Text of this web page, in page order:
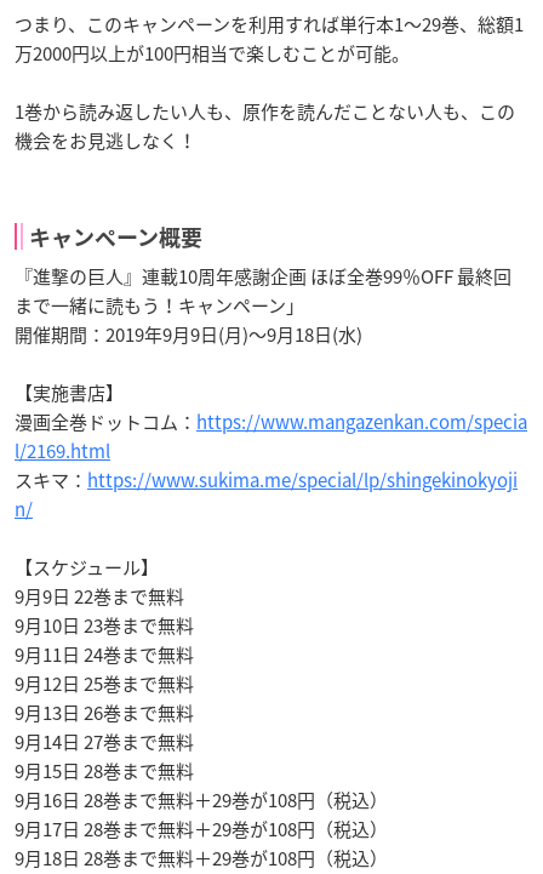
つまり、このキャンペーンを利用すれば単行本1～29巻、総額1
万2000円以上が100円相当で楽しむことが可能。
1巻から読み返したい人も、原作を読んだことない人も、この
機会をお見逃しなく！
キャンペーン概要
『進撃の巨人』連載10周年感謝企画 ほぼ全巻99％OFF 最終回
まで一緒に読もう！キャンペーン」
開催期間：2019年9月9日(月)～9月18日(水)
【実施書店】
漫画全巻ドットコム： https://www.mangazenkan.com/specia
l/2169.html
スキマ： https://www.sukima.me/special/lp/shingekinokyoji
n/
【スケジュール】
9月9日 22巻まで無料
9月10日 23巻まで無料
9月11日 24巻まで無料
9月12日 25巻まで無料
9月13日 26巻まで無料
9月14日 27巻まで無料
9月15日 28巻まで無料
9月16日 28巻まで無料＋29巻が108円（税込）
9月17日 28巻まで無料＋29巻が108円（税込）
9月18日 28巻まで無料＋29巻が108円（税込）